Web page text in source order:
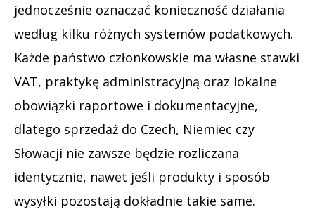
jednocześnie oznaczać konieczność działania
według kilku różnych systemów podatkowych.
Każde państwo członkowskie ma własne stawki
VAT, praktykę administracyjną oraz lokalne
obowiązki raportowe i dokumentacyjne,
dlatego sprzedaż do Czech, Niemiec czy
Słowacji nie zawsze będzie rozliczana
identycznie, nawet jeśli produkty i sposób
wysyłki pozostają dokładnie takie same.